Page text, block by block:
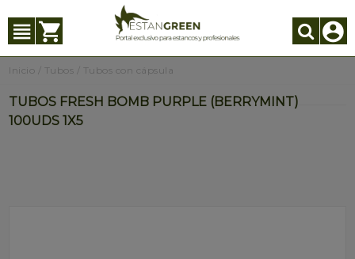
Inicio Tubos Tubos con cápsula
TUBOS FRESH BOMB PURPLE (BERRYMINT)
100UDS 1X5